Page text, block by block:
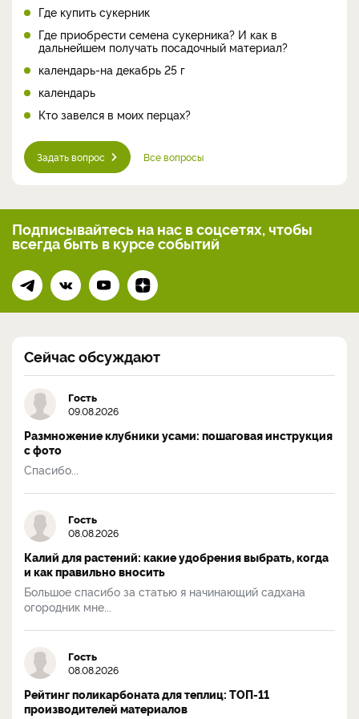
Где купить сукерник
Где приобрести семена сукерника? И как в
дальнейшем получать посадочный материал?
календарь-на декабрь 25 г
календарь
Кто завелся в моих перцах?
Задать вопрос Все вопросы
Подписывайтесь на нас в соцсетях, чтобы
всегдабыть в курсе событий
Сейчас обсуждают
Гость
09.08.2026
Размножение клубники усами: пошаговая инструкция
с фото
Спасибо...
Гость
08.08.2026
Калий для растений: какие удобрения выбрать, когда
и как правильно вносить
Большое спасибо за статью я начинающий садхана
огородник мне...
Гость
08.08.2026
Рейтинг поликарбоната для теплиц: ТОП-11
производителей материалов